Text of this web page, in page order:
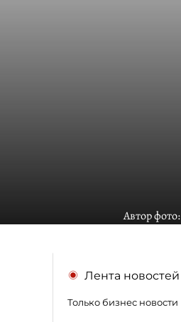
Автор фото:
Лента новостей
Только бизнес новости